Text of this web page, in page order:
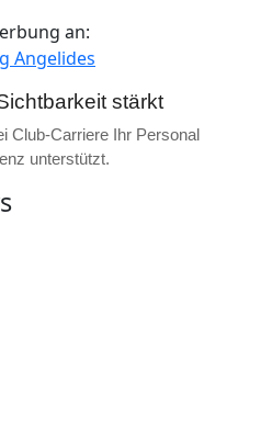
an:
Angelides
stärkt
Club-Carriere Ihr Personal
unterstützt.